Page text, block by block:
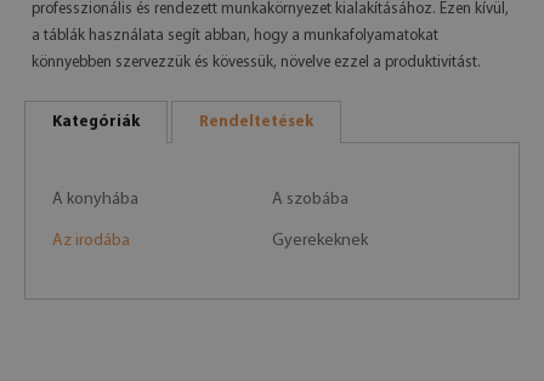
professzionális és rendezett munkakörnyezet kialakításához. Ezen kívül,
a táblák használata segít abban, hogy a munkafolyamatokat
könnyebben szervezzük és kövessük, növelve ezzel a produktivitást.
Kategóriák Rendeltetések
A konyhába A szobába
Az irodába Gyerekeknek